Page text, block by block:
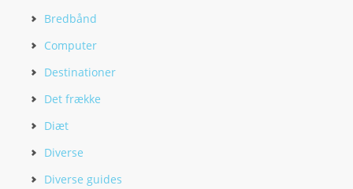
Bredbånd
Computer
Destinationer
Det frække
Diæt
Diverse
Diverse guides